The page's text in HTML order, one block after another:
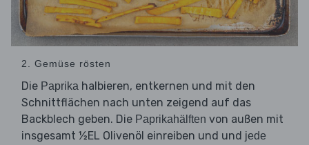
2. Gemüse rösten
Die Paprika halbieren, entkernen und mit den
Schnittflächen nach unten zeigend auf das
Backblech geben. Die Paprikahälften von außen mit
insgesamt ½EL Olivenöl einreiben und und jede